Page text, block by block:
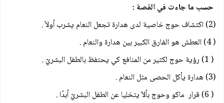
حسب ما جاءت في القصة :
(2) اكتشاف حوج خاصية لدى هدارة تجعل النعام يشرب أولاً .
( 4) العطش هو الفارق الكبير بين هدارة والنعام .
( 1) رؤية حوج لكثير من المنافع كي يحتفظ بالطفل البشريّ .
(3) هدارة يأكل الحصى مثل النعام .
( 6) قرار ماكو وحوج بألاّ يتخليا عن الطفل البشريّ أبدًا .